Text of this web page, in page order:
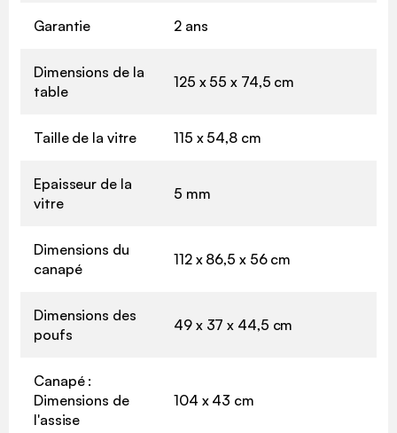
Garantie 2 ans
Dimensions de la
table
125 x 55 x 74,5 cm
Taille de la vitre 115 x 54,8 cm
Epaisseur de la
vitre
5 mm
Dimensions du
canapé
112 x 86,5 x 56 cm
Dimensions des
poufs
49 x 37 x 44,5 cm
Canapé :
Dimensions de
l'assise
104 x 43 cm